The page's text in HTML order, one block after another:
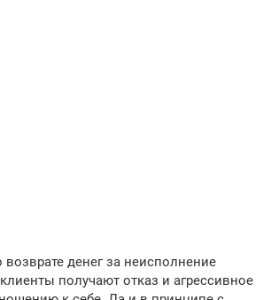
денег за неисполнение
получают отказ и агрессивное